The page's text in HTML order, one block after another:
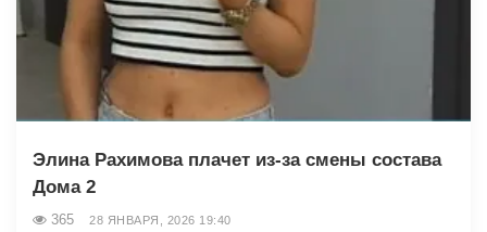
Элина Рахимова плачет из-за смены состава
Дома 2
365 28 ЯНВАРЯ, 2026 19:40